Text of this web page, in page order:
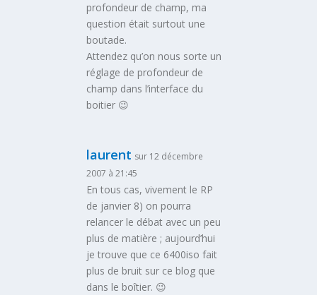
profondeur de champ, ma
question était surtout une
boutade.
Attendez qu’on nous sorte un
réglage de profondeur de
champ dans l’interface du
boitier 😉
laurent sur 12 décembre
2007 à 21:45
En tous cas, vivement le RP
de janvier 8) on pourra
relancer le débat avec un peu
plus de matière ; aujourd’hui
je trouve que ce 6400iso fait
plus de bruit sur ce blog que
dans le boîtier. 😉